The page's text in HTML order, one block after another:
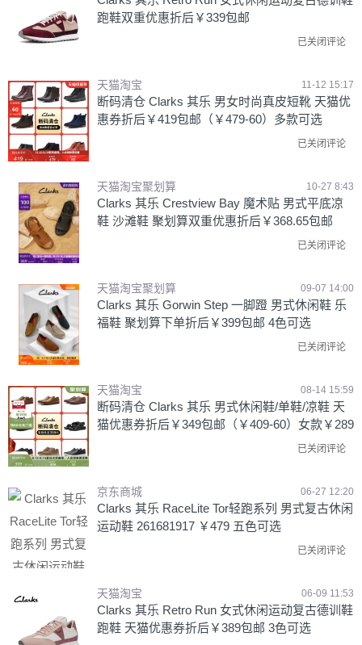
跑鞋双重优惠折后￥339包邮
已关闭评论
天猫淘宝 11-12 15:17
断码清仓 Clarks 其乐 男女时尚真皮短靴 天猫优
惠券折后￥419包邮（￥479-60）多款可选
已关闭评论
天猫淘宝聚划算 10-27 8:43
Clarks 其乐 Crestview Bay 魔术贴 男式平底凉
鞋 沙滩鞋 聚划算双重优惠折后￥368.65包邮
已关闭评论
天猫淘宝聚划算 09-07 14:00
Clarks 其乐 Gorwin Step 一脚蹬 男式休闲鞋 乐
福鞋 聚划算下单折后￥399包邮 4色可选
已关闭评论
天猫淘宝 08-14 15:59
断码清仓 Clarks 其乐 男式休闲鞋/单鞋/凉鞋 天
猫优惠券折后￥349包邮（￥409-60）女款￥289
已关闭评论
京东商城 06-27 12:20
Clarks 其乐 RaceLite Tor轻跑系列 男式复古休闲
运动鞋 261681917 ￥479 五色可选
已关闭评论
天猫淘宝 06-09 11:53
Clarks 其乐 Retro Run 女式休闲运动复古德训鞋
跑鞋 天猫优惠券折后￥389包邮 3色可选